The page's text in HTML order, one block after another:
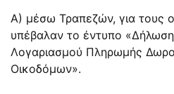
Α) μέσω Τραπεζών, για τους
υπέβαλαν το έντυπο «Δήλωση
Λογαριασμού Πληρωμής
Οικοδόμων».